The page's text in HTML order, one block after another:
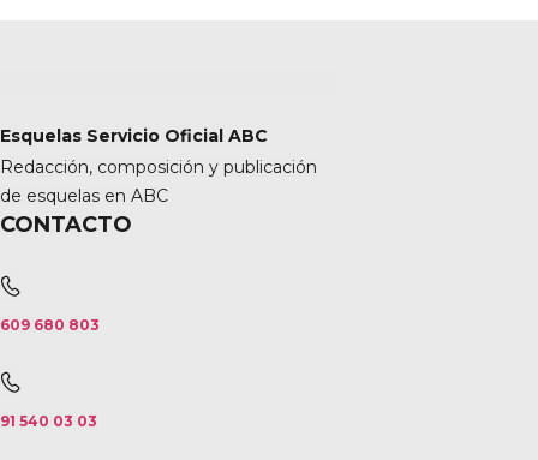
Esquelas Servicio Oficial ABC
Redacción, composición y publicación
de esquelas en ABC
CONTACTO
609 680 803
91 540 03 03